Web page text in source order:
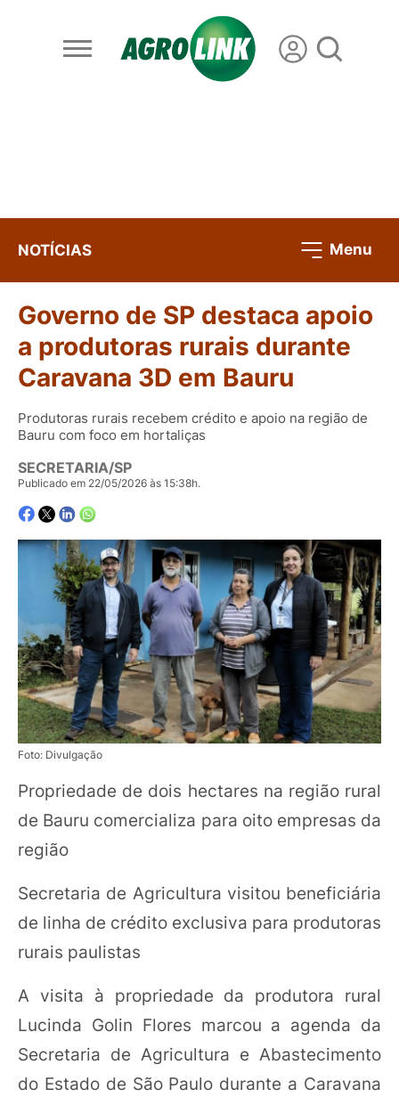
NOTÍCIAS Menu
Governo de SP destaca apoio
a produtoras rurais durante
Caravana 3D em Bauru
Produtoras rurais recebem crédito e apoio na região de
Bauru com foco em hortaliças
SECRETARIA/SP
Publicado em 22/05/2026 às 15:38h.
Foto: Divulgação
Propriedade de dois hectares na região rural
de Bauru comercializa para oito empresas da
região
Secretaria de Agricultura visitou beneficiária
de linha de crédito exclusiva para produtoras
rurais paulistas
A visita à propriedade da produtora rural
Lucinda Golin Flores marcou a agenda da
Secretaria de Agricultura e Abastecimento
do Estado de São Paulo durante a Caravana